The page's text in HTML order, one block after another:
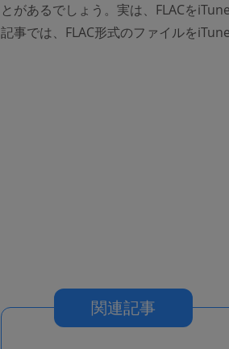
とがあるでしょう。実は、FLACを
記事では、FLAC形式のファイルを
関連記事